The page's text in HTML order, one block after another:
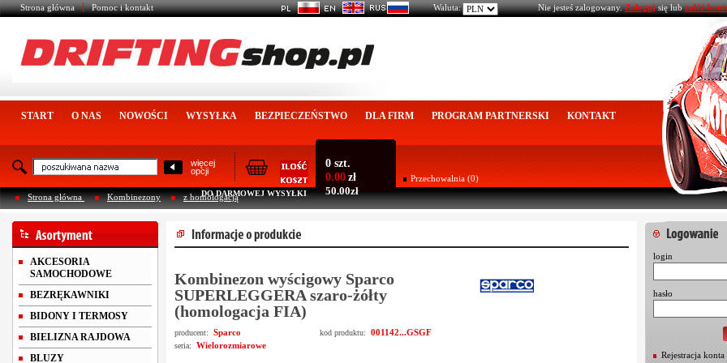
Strona główna Pomoc i kontakt Nie jesteś zalogowany.Zalogujsię lubzałóż
START O NAS NOWOŚCI WYSYŁKA BEZPIECZEŃSTWO DLA FIRM PROGRAM PARTNERSKI KONTAKT
więcej
opcji
0 szt.
0.00 zł
DO DARMOWEJ WYSYŁKI 50.00zł
Przechowalnia (0)
Strona główna
Kombinezony z homologacją
Waluta:
AKCESORIA
SAMOCHODOWE
BEZRĘKAWNIKI
BIDONY I TERMOSY
BIELIZNA RAJDOWA
BLUZY
Kombinezon wyścigowy Sparco
SUPERLEGGERA szaro-żółty
(homologacja FIA)
producent: Sparco kod produktu: 001142...GSGF
seria: Wielorozmiarowe
login
hasło
Rejestracja konta